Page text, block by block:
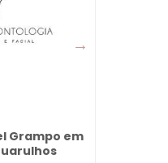
Grampo em